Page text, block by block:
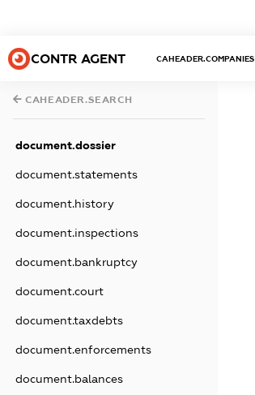
CONTR AGENT CAHEADER.COMPANIES
CAHEADER.SEARCH
document.dossier
document.statements
document.history
document.inspections
document.bankruptcy
document.court
document.taxdebts
document.enforcements
document.balances